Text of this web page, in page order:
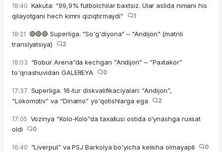
18:40 Kakuta: “99,9% futbolchilar baxtsiz. Ular aslida nimani his
qilayotgani hech kimni qiziqtirmaydi”
1
18:21 🔴🔴🔴 Superliga. "So'g'diyona" – "Andijon" (matnli
translyatsiya)
2
18:03 “Bobur Arena”da kechgan “Andijon” – “Paxtakor”
to'qnashuvidan GALEREYA
0
17:37 Superliga. 16-tur diskvalifikaciyalari: “Andijon”,
“Lokomotiv” va “Dinamo” yo'qotishlarga ega
2
17:05 Vozinya “Kolo-Kolo”da taxallusi ostida o'ynashga ruxsat
oldi
0
16:40 “Liverpul” va PSJ Barkolya bo'yicha kelisha olmayapti 0